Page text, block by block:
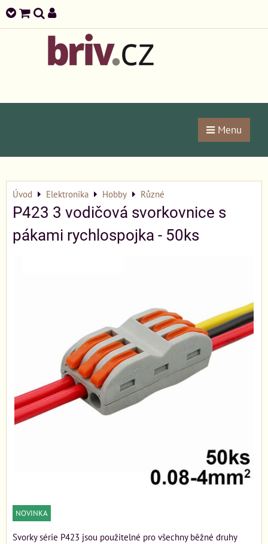
Menu
Úvod Elektronika Hobby Různé
P423 3 vodičová svorkovnice s
pákami rychlospojka - 50ks
NOVINKA
Svorky série P423 jsou použitelné pro všechny běžné druhy